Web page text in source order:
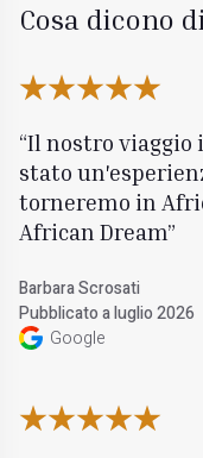
Cosa dicono
Il nostro viaggio
stato
torneremo in
African Dream
Barbara Scrosati
Pubblicato a luglio 2026
Google